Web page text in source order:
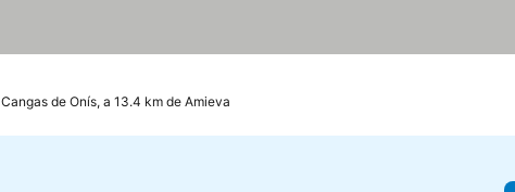
Cangas de Onís, a 13.4 km de Amieva